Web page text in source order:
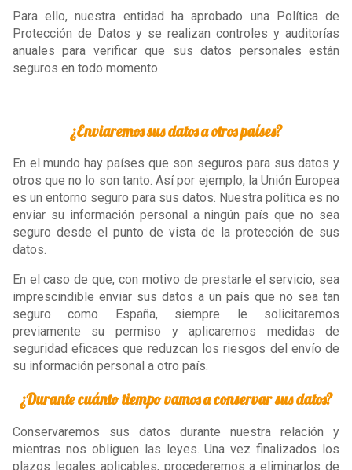
Para ello, nuestra entidad ha aprobado una Política de
Protección de Datos y se realizan controles y auditorías
anuales para verificar que sus datos personales están
seguros en todo momento.
¿Enviaremos sus datos a otros países?
En el mundo hay países que son seguros para sus datos y
otros que no lo son tanto. Así por ejemplo, la Unión Europea
es un entorno seguro para sus datos. Nuestra política es no
enviar su información personal a ningún país que no sea
seguro desde el punto de vista de la protección de sus
datos.
En el caso de que, con motivo de prestarle el servicio, sea
imprescindible enviar sus datos a un país que no sea tan
seguro como España, siempre le solicitaremos
previamente su permiso y aplicaremos medidas de
seguridad eficaces que reduzcan los riesgos del envío de
su información personal a otro país.
¿Durante cuánto tiempo vamos a conservar sus datos?
Conservaremos sus datos durante nuestra relación y
mientras nos obliguen las leyes. Una vez finalizados los
plazos legales aplicables, procederemos a eliminarlos de